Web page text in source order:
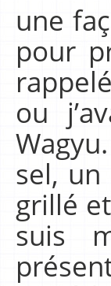
une
pour
ou
sel, un
grillé
suis